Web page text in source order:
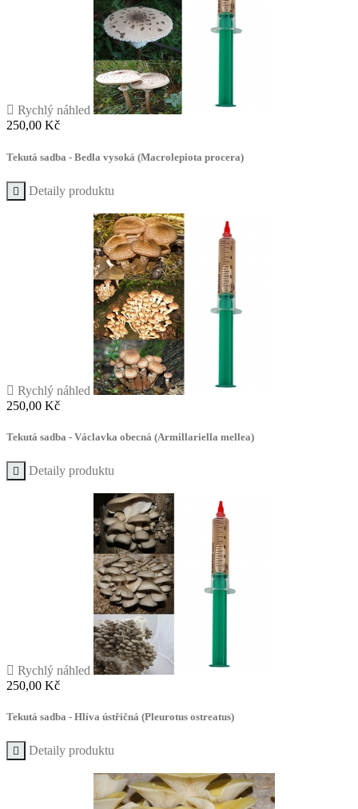
 Rychlý náhled
Cena
250,00 Kč
Tekutá sadba - Bedla vysoká (Macrolepiota procera)
 Detaily produktu
 Rychlý náhled
Cena
250,00 Kč
Tekutá sadba - Václavka obecná (Armillariella mellea)
 Detaily produktu
 Rychlý náhled
Cena
250,00 Kč
Tekutá sadba - Hlíva ústřičná (Pleurotus ostreatus)
 Detaily produktu